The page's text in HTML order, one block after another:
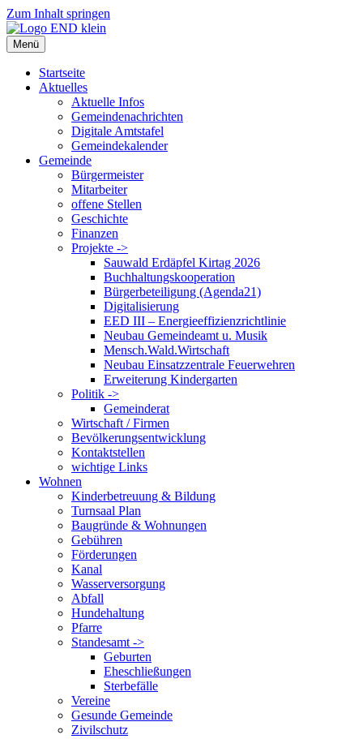
Zum Inhalt springen
Menü
Startseite
Aktuelles
Aktuelle Infos
Gemeindenachrichten
Digitale Amtstafel
Gemeindekalender
Gemeinde
Bürgermeister
Mitarbeiter
offene Stellen
Geschichte
Finanzen
Projekte ->
Sauwald Erdäpfel Kirtag 2026
Buchhaltungskooperation
Bürgerbeteiligung (Agenda21)
Digitalisierung
EED III – Energieeffizienzrichtlinie
Neubau Gemeindeamt u. Musik
Mensch.Wald.Wirtschaft
Neubau Einsatzzentrale Feuerwehren
Erweiterung Kindergarten
Politik ->
Gemeinderat
Wirtschaft / Firmen
Bevölkerungsentwicklung
Kontaktstellen
wichtige Links
Wohnen
Kinderbetreuung & Bildung
Turnsaal Plan
Baugründe & Wohnungen
Gebühren
Förderungen
Kanal
Wasserversorgung
Abfall
Hundehaltung
Pfarre
Standesamt ->
Geburten
Eheschließungen
Sterbefälle
Vereine
Gesunde Gemeinde
Zivilschutz